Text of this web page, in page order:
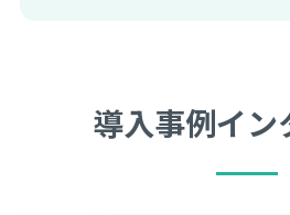
導入事例イン